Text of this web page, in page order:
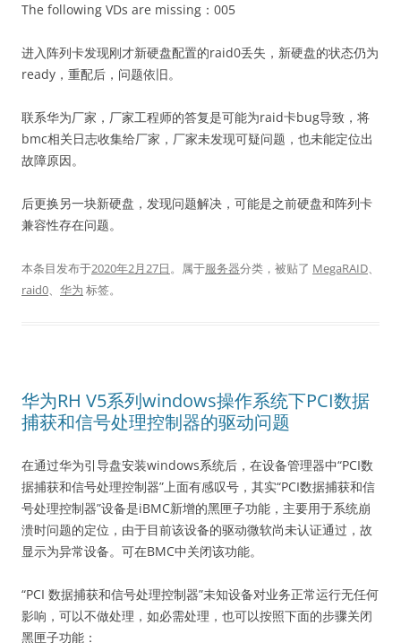
The following VDs are missing：005
进入阵列卡发现刚才新硬盘配置的raid0丢失，新硬盘的状态仍为
ready，重配后，问题依旧。
联系华为厂家，厂家工程师的答复是可能为raid卡bug导致，将
bmc相关日志收集给厂家，厂家未发现可疑问题，也未能定位出
故障原因。
后更换另一块新硬盘，发现问题解决，可能是之前硬盘和阵列卡
兼容性存在问题。
本条目发布于2020年2月27日。属于服务器分类，被贴了 MegaRAID、
raid0、 华为 标签。
华为RH V5系列windows操作系统下PCI数据
捕获和信号处理控制器的驱动问题
在通过华为引导盘安装windows系统后，在设备管理器中“PCI数
据捕获和信号处理控制器”上面有感叹号，其实“PCI数据捕获和信
号处理控制器”设备是iBMC新增的黑匣子功能，主要用于系统崩
溃时问题的定位，由于目前该设备的驱动微软尚未认证通过，故
显示为异常设备。可在BMC中关闭该功能。
“PCI 数据捕获和信号处理控制器”未知设备对业务正常运行无任何
影响，可以不做处理，如必需处理，也可以按照下面的步骤关闭
黑匣子功能：